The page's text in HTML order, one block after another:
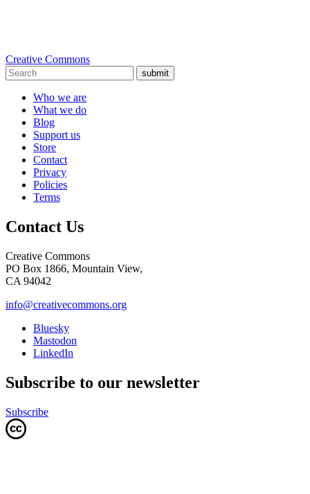
Creative Commons
submit
Who we are
What we do
Blog
Support us
Store
Contact
Privacy
Policies
Terms
Contact Us
Creative Commons
PO Box 1866, Mountain View,
CA 94042
info@creativecommons.org
Bluesky
Mastodon
LinkedIn
Subscribe to our newsletter
Subscribe